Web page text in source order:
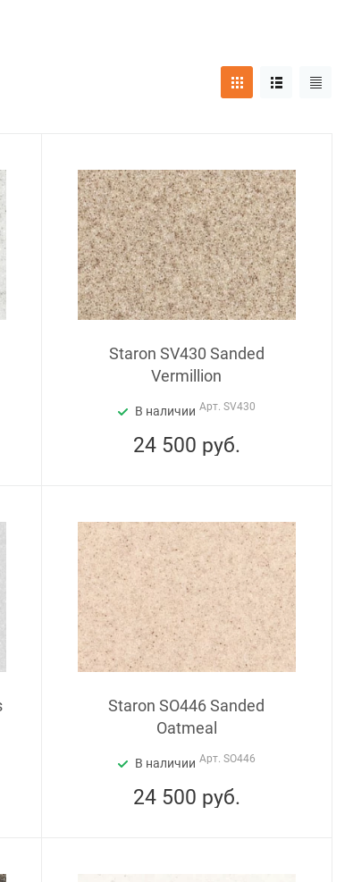
Staron SV430 Sanded
Vermillion
В наличии Арт. SV430
24 500 руб.
Staron SO446 Sanded
Oatmeal
В наличии Арт. SO446
24 500 руб.